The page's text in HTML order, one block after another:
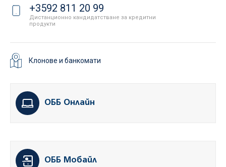
+3592 811 20 99
Дистанционно кандидатстване за кредитни
продукти
Клонове и банкомати
ОББ Онлайн
ОББ Мобайл